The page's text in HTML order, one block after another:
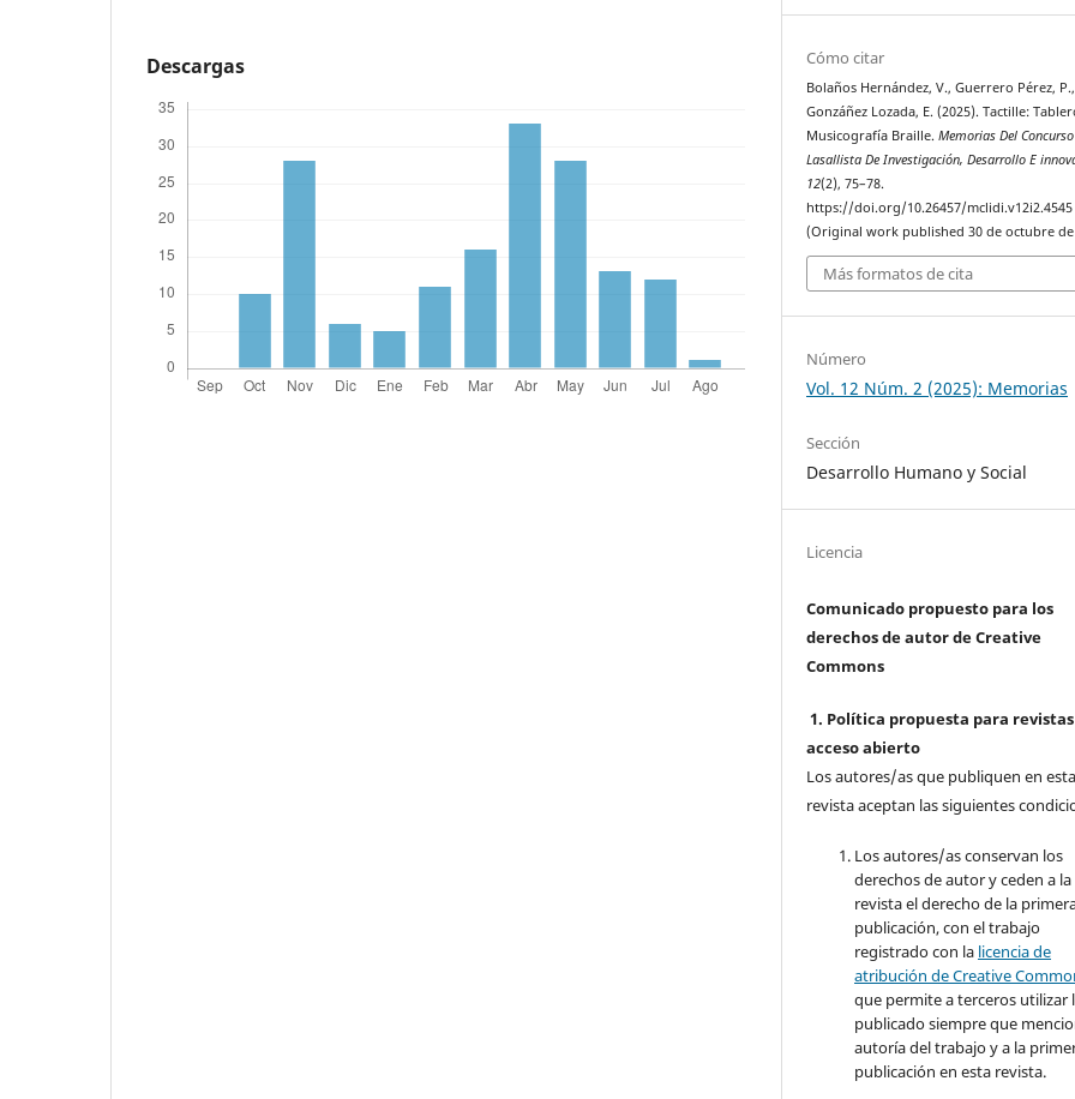
Descargas Cómo citar
Bolaños Hernández, V., Guerrero Pérez,
Gonzáñez Lozada, E. (2025). Tactille:
Musicografía Braille.Memorias Del Concurso
Lasallista De Investigación, Desarrollo E
12(2), 75–78.
https://doi.org/10.26457/mclidi.v12i2.4545
(Original work published 30 de octubre de
Más formatos de cita
Número
Vol. 12 Núm. 2 (2025): Memorias
Sección
Desarrollo Humano y Social
Licencia
Comunicado propuesto para los
derechos de autor de Creative
Commons
1. Política propuesta para
acceso abierto
Los autores/as que publiquen en esta
revista aceptan las siguientes
Los autores/as conservan los
derechos de autor y ceden a la
revista el derecho de la
publicación, con el trabajo
registrado con la licencia de
atribución de Creative
que permite a terceros utilizar
publicado siempre que
autoría del trabajo y a la
publicación en esta revista.